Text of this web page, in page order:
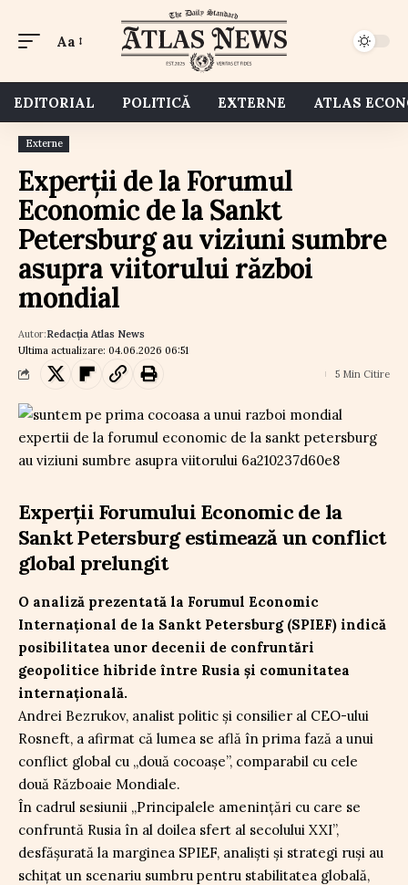
Aa
EDITORIAL POLITICĂ EXTERNE ATLAS
Externe
Experții de la Forumul
Economic de la Sankt
Petersburg au viziuni sumbre
asupra viitorului război
mondial
Ultima actualizare: 04.06.2026 06:51
Autor:Redacția Atlas News
5 Min Citire
Experții Forumului Economic de la
Sankt Petersburg estimează un conflict
global prelungit
O analiză prezentată la Forumul Economic
Internațional de la Sankt Petersburg (SPIEF) indică
posibilitatea unor decenii de confruntări
geopolitice hibride între Rusia și comunitatea
internațională.
Andrei Bezrukov, analist politic și consilier al CEO-ului
Rosneft, a afirmat că lumea se află în prima fază a unui
conflict global cu „două cocoașe”, comparabil cu cele
două Războaie Mondiale.
În cadrul sesiunii „Principalele amenințări cu care se
confruntă Rusia în al doilea sfert al secolului XXI”,
desfășurată la marginea SPIEF, analiști și strategi ruși au
schițat un scenariu sumbru pentru stabilitatea globală,